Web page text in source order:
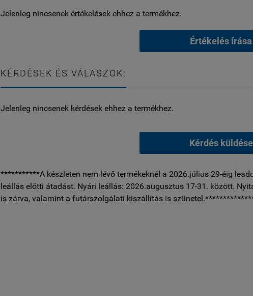
Jelenleg nincsenek értékelések ehhez a termékhez.
Értékelés írása
KÉRDÉSEK ÉS VÁLASZOK:
Jelenleg nincsenek kérdések ehhez a termékhez.
Kérdés küldése
***********A készleten nem lévő termékeknél a 2026.július 29-éig
leállás előtti átadást. Nyári leállás: 2026.augusztus 17-31. között.
is zárva, valamint a futárszolgálati kiszállítás is